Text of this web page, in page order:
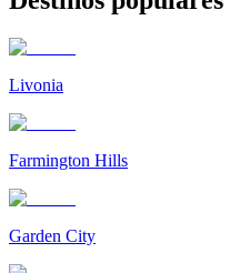
Livonia
Farmington Hills
Garden City